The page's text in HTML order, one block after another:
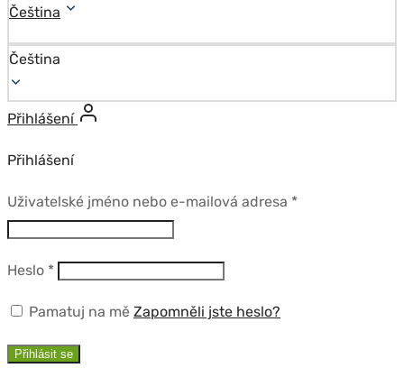
Čeština
Čeština
Přihlášení
Přihlášení
Uživatelské jméno nebo e-mailová adresa *Povinné
Heslo *Povinné
Pamatuj na mě Zapomněli jste heslo?
Přihlásit se